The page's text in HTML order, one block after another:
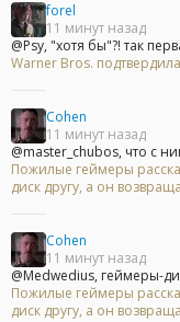
forel
11 минут назад
@Psy, "хотя бы"?! так
Warner Bros.
Cohen
11 минут назад
@master_chubos, что с
Пожилые геймеры
диск другу, а он
Cohen
11 минут назад
@Medwedius, геймеры-
Пожилые геймеры
диск другу, а он